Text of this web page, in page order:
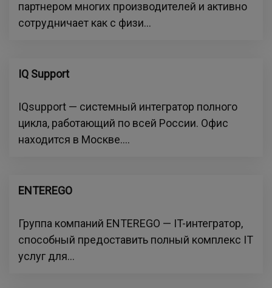
партнером многих производителей и активно
сотрудничает как с физи...
IQ Support
IQsupport — системный интегратор полного
цикла, работающий по всей России. Офис
находится в Москве....
ENTEREGO
Группа компаний ENTEREGO — IT-интегратор,
способный предоставить полный комплекс IT
услуг для...